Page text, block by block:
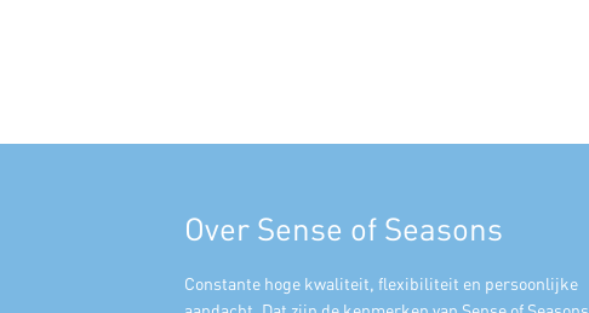
Over Sense of Seasons
Constante hoge kwaliteit, flexibiliteit en persoonlijke